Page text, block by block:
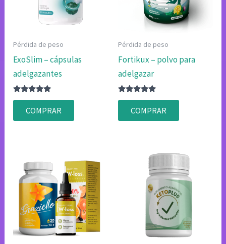
Pérdida de peso
ExoSlim – cápsulas
adelgazantes
Valorado
4.75
de 5
COMPRAR
Pérdida de peso
Fortikux – polvo para
adelgazar
Valorado
4.83
de 5
COMPRAR